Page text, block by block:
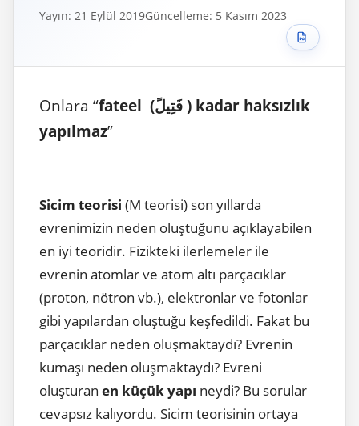
Yayın: 21 Eylül 2019Güncelleme: 5 Kasım 2023
Onlara “fateel (فَتِيلً ) kadar haksızlık
yapılmaz”
Sicim teorisi (M teorisi) son yıllarda
evrenimizin neden oluştuğunu açıklayabilen
en iyi teoridir. Fizikteki ilerlemeler ile
evrenin atomlar ve atom altı parçacıklar
(proton, nötron vb.), elektronlar ve fotonlar
gibi yapılardan oluştuğu keşfedildi. Fakat bu
parçacıklar neden oluşmaktaydı? Evrenin
kumaşı neden oluşmaktaydı? Evreni
oluşturan en küçük yapı neydi? Bu sorular
cevapsız kalıyordu. Sicim teorisinin ortaya